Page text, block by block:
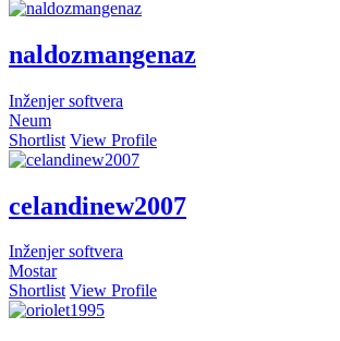
naldozmangenaz
Inženjer softvera
Neum
Shortlist View Profile
celandinew2007
Inženjer softvera
Mostar
Shortlist View Profile